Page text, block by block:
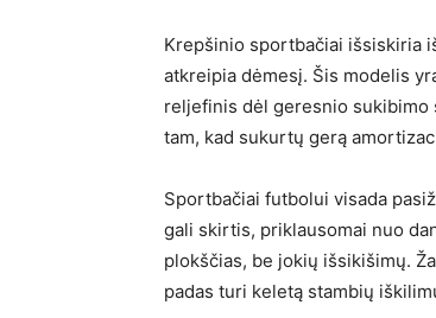
Krepšinio sportbačiai išsiskiria
atkreipia dėmesį. Šis modelis
reljefinis dėl geresnio sukibimo
tam, kad sukurtų gerą
Sportbačiai futbolui visada
gali skirtis, priklausomai nuo
plokščias, be jokių išsikišimų.
padas turi keletą stambių